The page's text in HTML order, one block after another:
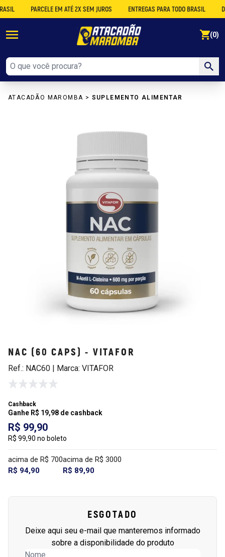
PARCELE EM ATÉ 2X SEM JUROS ENTREGAS PARA TODO BRASIL
(0)
ATACADÃO MAROMBA > SUPLEMENTO ALIMENTAR
NAC (60 CAPS) - VITAFOR
Ref.: NAC60 | Marca: VITAFOR
Cashback
Ganhe R$ 19,98 de cashback
R$ 99,90
R$ 99,90 no boleto
acima de R$ 700
R$ 94,90
acima de R$ 3000
R$ 89,90
ESGOTADO
Deixe aqui seu e-mail que manteremos informado
sobre a disponibilidade do produto